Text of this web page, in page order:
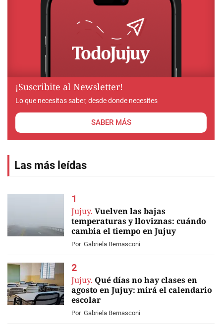
¡Suscribite al Newsletter!
Lo que necesitas saber, desde donde necesites
SABER MÁS
Las más leídas
Jujuy. Vuelven las bajas
temperaturas y lloviznas: cuándo
cambia el tiempo en Jujuy
Por Gabriela Bernasconi
Jujuy. Qué días no hay clases en
agosto en Jujuy: mirá el calendario
escolar
Por Gabriela Bernasconi